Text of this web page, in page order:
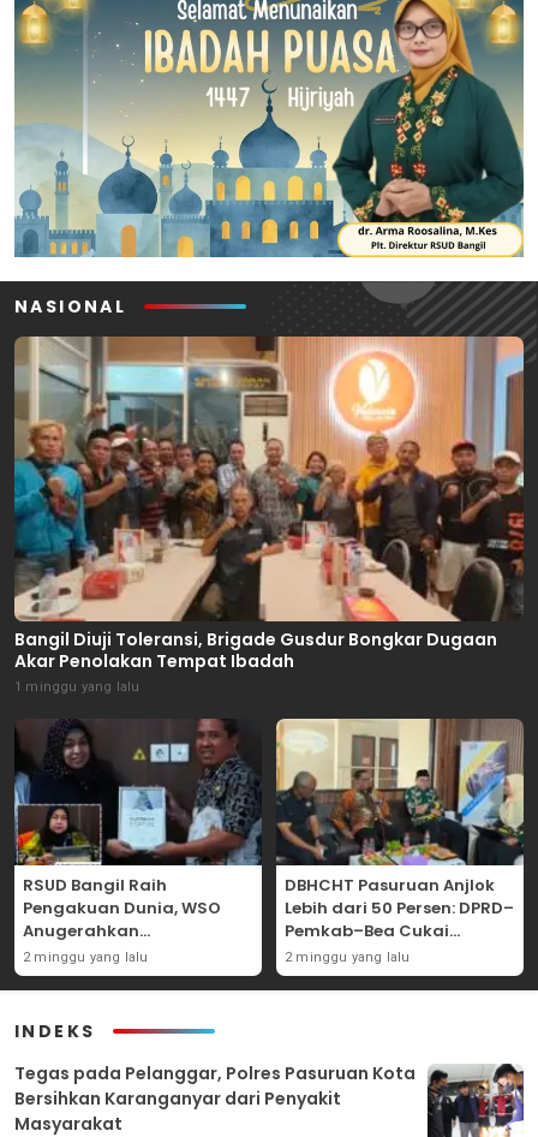
NASIONAL
Bangil Diuji Toleransi, Brigade Gusdur Bongkar Dugaan
Akar Penolakan Tempat Ibadah
1 minggu yang lalu
RSUD Bangil Raih
Pengakuan Dunia, WSO
Anugerahkan
Penghargaan
Internasional untuk
2 minggu yang lalu
DBHCHT Pasuruan Anjlok
Lebih dari 50 Persen: DPRD–
Pemkab–Bea Cukai
Perkuat Perang Melawan
Peredaran Rokok Ilegal
2 minggu yang lalu
INDEKS
‎Tegas pada Pelanggar, Polres Pasuruan Kota
Bersihkan Karanganyar dari Penyakit
Masyarakat